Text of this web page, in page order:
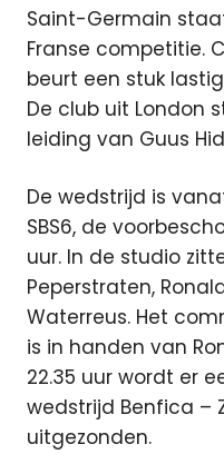
Saint-Germain
Franse competitie.
beurt een stuk
De club uit London
leiding van Guus
De wedstrijd is
SBS6, de
uur. In de studio
Peperstraten,
Waterreus. Het
is in handen van
22.35 uur wordt er
wedstrijd Benfica –
uitgezonden.